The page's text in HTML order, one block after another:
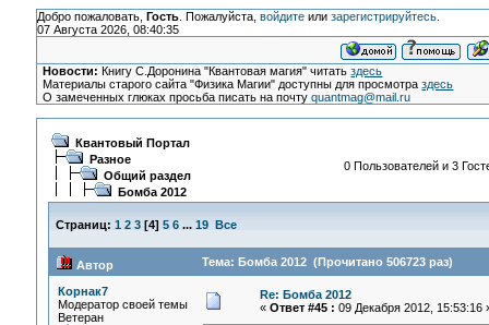
Добро пожаловать, Гость. Пожалуйста, войдитеили зарегистрируйтесь.
07 Августа 2026, 08:40:35
Новости: Книгу С.Доронина "Квантовая магия" читатьздесь
Материалы старого сайта "Физика Магии" доступны для просмотраздесь
О замеченных глюках просьба писать на почтуquantmag@mail.ru
Квантовый Портал
Разное
Общий раздел
Бомба 2012
0 Пользователей и 3
Страниц: 1 2 3[4] 5 6 ... 19 Все
Автор Тема: Бомба 2012 (Прочитано 506723 раз)
Корнак7
Модератор своей темы
Ветеран
Re: Бомба 2012
« Ответ #45 : 09 Декабря 2012, 15:53:16